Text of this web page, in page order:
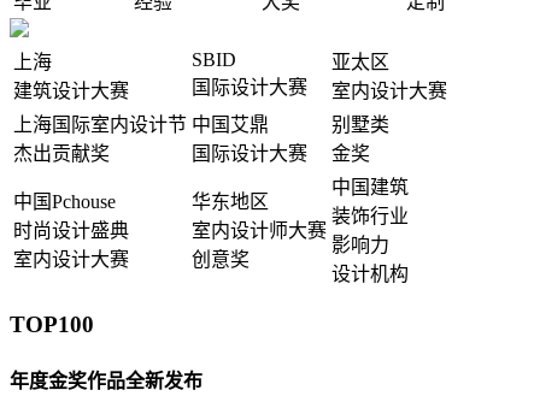
上海
建筑设计大赛
SBID
国际设计大赛
亚太区
室内设计大赛
上海国际室内设计节
杰出贡献奖
中国艾鼎
国际设计大赛
别墅类
金奖
中国Pchouse
时尚设计盛典
室内设计大赛
华东地区
室内设计师大赛
创意奖
中国建筑
装饰行业
影响力
设计机构
TOP100
年度金奖作品全新发布